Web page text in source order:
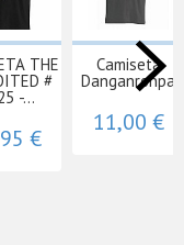
THE
#
-...
€
Camiseta
Danganronpa
11,00 €